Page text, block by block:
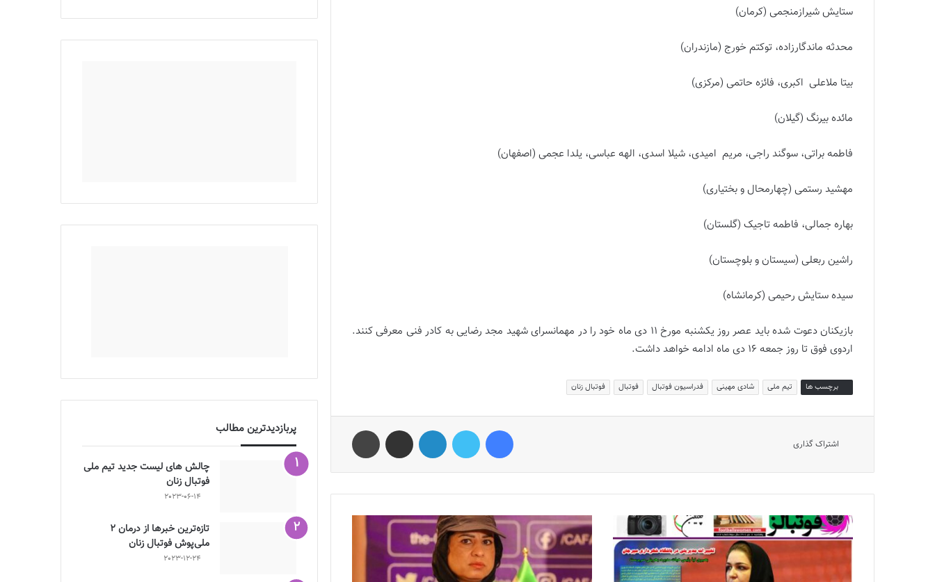
ستایش شیرازمنجمی (کرمان)
محدثه ماندگارزاده، توکتم خورج (مازندران)
بیتا ملاعلی اکبری، فائزه حاتمی (مرکزی)
مائده بیرنگ (گیلان)
فاطمه براتی، سوگند راجی، مریم امیدی، شیلا اسدی، الهه عباسی، یلدا عجمی (اصفهان)
مهشید رستمی (چهارمحال و بختیاری)
بهاره جمالی، فاطمه تاجیک (گلستان)
راشین ربعلی (سیستان و بلوچستان)
سیده ستایش رحیمی (کرمانشاه)
بازیکنان دعوت شده باید عصر روز یکشنبه مورخ 11 دی ماه خود را در مهمانسرای شهید مجد رضایی به کادر فنی معرفی کنند.
اردوی فوق تا روز جمعه 16 دی ماه ادامه خواهد داشت.
برچسب ها تیم ملی شادی مهینی فدراسیون فوتبال فوتبال فوتبال زنان
اشتراک گذاری
پربازدیدترین مطالب
چالش هاى ليست جدید تيم ملى
فوتبال زنان
2023-06-14
تازه‌ترین خبرها از درمان ۲
ملی‌پوش فوتبال زنان
2023-12-24